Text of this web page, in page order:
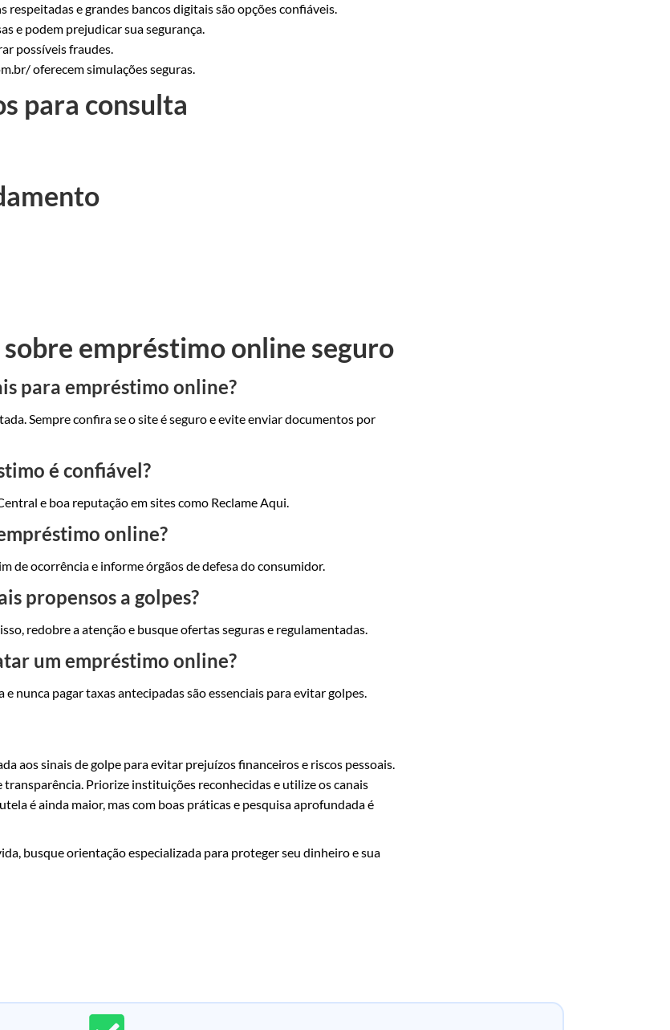
respeitadas e grandes bancos digitais são opções confiáveis.
e podem prejudicar sua segurança.
possíveis fraudes.
oferecem simulações seguras.
para consulta
empréstimo online seguro
para empréstimo online?
Sempre confira se o site é seguro e evite enviar documentos por
é confiável?
e boa reputação em sites como Reclame Aqui.
online?
de ocorrência e informe órgãos de defesa do consumidor.
propensos a golpes?
redobre a atenção e busque ofertas seguras e regulamentadas.
um empréstimo online?
nunca pagar taxas antecipadas são essenciais para evitar golpes.
aos sinais de golpe para evitar prejuízos financeiros e riscos pessoais.
Priorize instituições reconhecidas e utilize os canais
é ainda maior, mas com boas práticas e pesquisa aprofundada é
busque orientação especializada para proteger seu dinheiro e sua